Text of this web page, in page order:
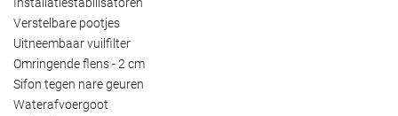
Verstelbare pootjes
Uitneembaar vuilfilter
Omringende flens - 2 cm
Sifon tegen nare geuren
Waterafvoergoot